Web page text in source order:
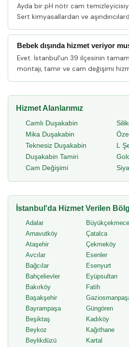
Ayda bir pH nötr cam
Sert kimyasallardan ve
Bebek dışında hizmet veriyor
Evet. İstanbul'un 39 ilçesinin
montajı, tamir ve cam değişimi
Hizmet Alanlarımız
Camlı Duşakabin
Mika Duşakabin
Teknesiz Duşakabin
Duşakabin Tamiri
Cam Değişimi
L
İstanbul'da Hizmet Verilen
Adalar
Arnavutköy
Ataşehir
Avcılar
Bağcılar
Bahçelievler
Bakırköy
Başakşehir
Bayrampaşa
Beşiktaş
Beykoz
Beylikdüzü
Büyükçekmece
Çatalca
Çekmeköy
Esenler
Esenyurt
Eyüpsultan
Fatih
Güngören
Kadıköy
Kağıthane
Kartal